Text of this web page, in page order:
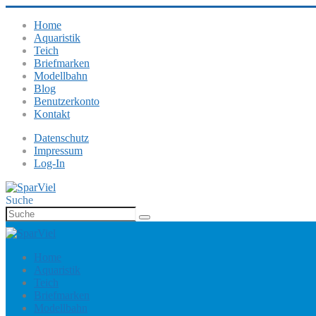
Home
Aquaristik
Teich
Briefmarken
Modellbahn
Blog
Benutzerkonto
Kontakt
Datenschutz
Impressum
Log-In
Suche
Home
Aquaristik
Teich
Briefmarken
Modellbahn